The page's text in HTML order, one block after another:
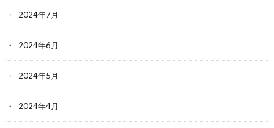
2024年7月
2024年6月
2024年5月
2024年4月